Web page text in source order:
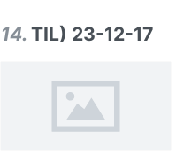
14. TIL) 23-12-17